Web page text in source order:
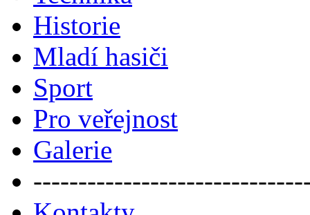
Historie
Mladí hasiči
Sport
Pro veřejnost
Galerie